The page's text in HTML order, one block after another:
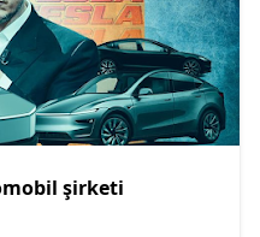
şirketi